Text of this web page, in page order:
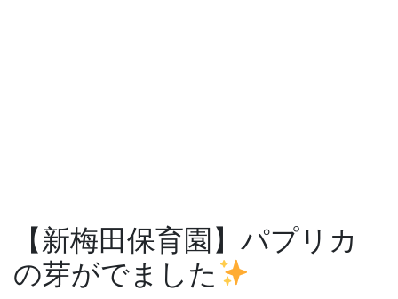
【新梅田保育園】パプリカ
の芽がでました